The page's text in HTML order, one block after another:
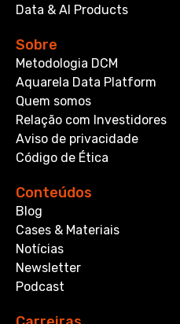
Data & AI Products
Sobre
Metodologia DCM
Aquarela Data Platform
Quem somos
Relação com Investidores
Aviso de privacidade
Código de Ética
Conteúdos
Blog
Cases & Materiais
Notícias
Newsletter
Podcast